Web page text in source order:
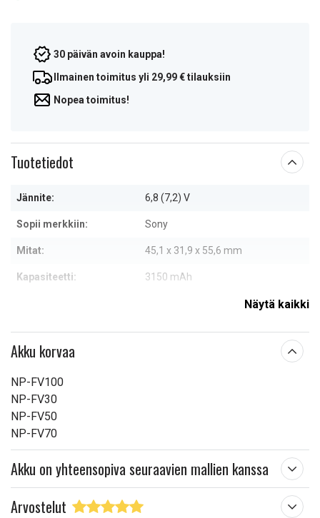
30 päivän avoin kauppa!
Ilmainen toimitus yli 29,99 € tilauksiin
Nopea toimitus!
Tuotetiedot
Jännite: 6,8 (7,2) V
Sopii merkkiin: Sony
Mitat: 45,1 x 31,9 x 55,6 mm
Kapasiteetti: 3150 mAh
Näytä kaikki
Akku korvaa
NP-FV100
NP-FV30
NP-FV50
NP-FV70
Akku on yhteensopiva seuraavien mallien kanssa
Arvostelut